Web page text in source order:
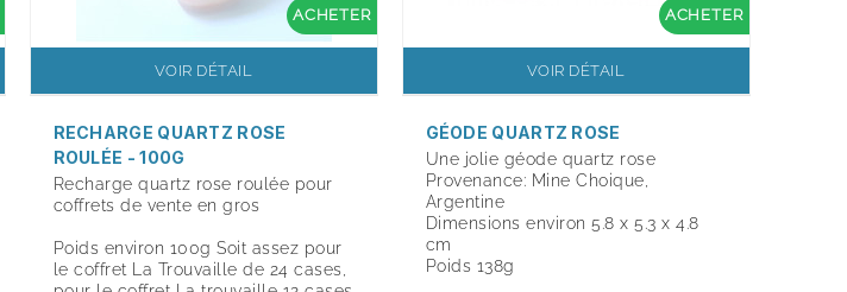
ACHETER
VOIR DÉTAIL
RECHARGE QUARTZ ROSE
ROULÉE - 100G
Recharge quartz rose roulée pour
coffrets de vente en gros
Poids environ 100g Soit assez pour
le coffret La Trouvaille de 24 cases,
ACHETER
VOIR DÉTAIL
GÉODE QUARTZ ROSE
Une jolie géode quartz rose
Provenance: Mine Choique,
Argentine
Dimensions environ 5.8 x 5.3 x 4.8
cm
Poids 138g